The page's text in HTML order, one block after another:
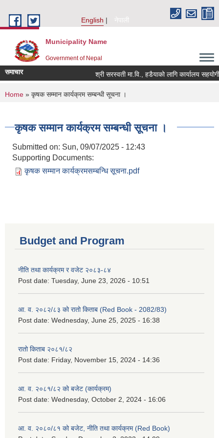
English
नेपाली
Municipality Name
Government of Nepal
समाचार श्री सरस्वती मा.वि., हडैयाको लागि कार्यालय
You are here
Home » कृषक सम्मान कार्यक्रम सम्बन्धी सूचना ।
कृषक सम्मान कार्यक्रम सम्बन्धी सूचना ।
Submitted on: Sun, 09/07/2025 - 12:43
Supporting Documents:
कृषक सम्मान कार्यक्रमसम्बन्धि सूचना.pdf
Budget and Program
नीति तथा कार्यक्रम र वजेट २०८३-८४
Post date: Tuesday, June 23, 2026 - 10:51
आ. व. २०८२/८३ को रातो किताब (Red Book - 2082/83)
Post date: Wednesday, June 25, 2025 - 16:38
रातो किताब २०८१/८२
Post date: Friday, November 15, 2024 - 14:36
आ. व. २०८१/८२ को बजेट (कार्यक्रम)
Post date: Wednesday, October 2, 2024 - 16:06
आ. व. २०८०/८१ को बजेट, नीति तथा कार्यक्रम (Red Book)